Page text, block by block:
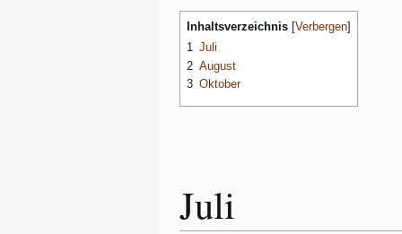
Inhaltsverzeichnis
1 Juli
2 August
3 Oktober
Juli